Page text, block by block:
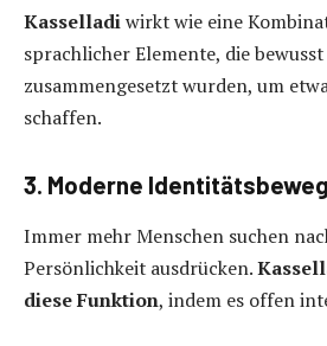
Kasselladiwirkt wie eine
sprachlicher Elemente, die
zusammengesetzt wurden, um
schaffen.
3. Moderne
Immer mehr Menschen suchen
Persönlichkeit ausdrücken.
diese Funktion, indem es offen